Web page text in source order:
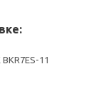
11